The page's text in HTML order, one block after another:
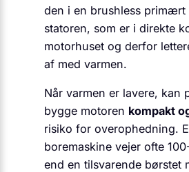
den i en brushless primært
statoren, som er i direkte
motorhuset og derfor
af med varmen.
Når varmen er lavere, kan
bygge motoren kompakt
risiko for overophedning.
boremaskine vejer ofte
end en tilsvarende børstet